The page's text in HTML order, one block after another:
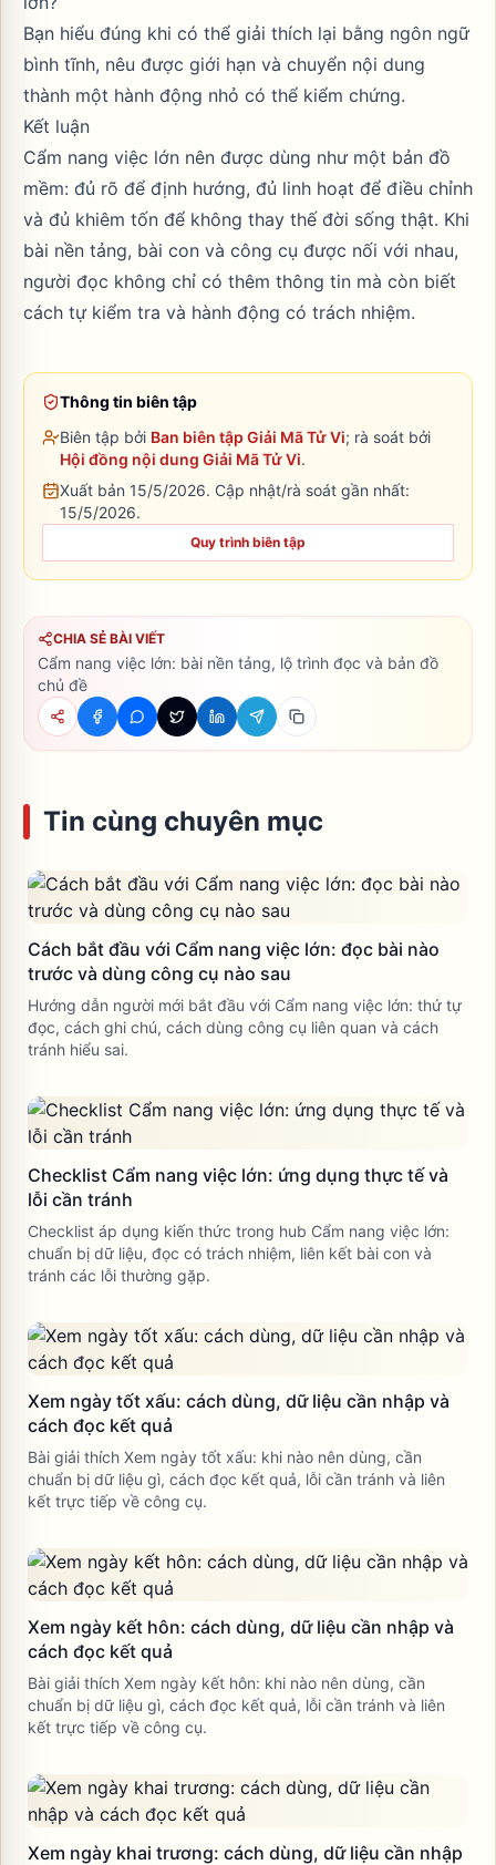
Bạn hiểu đúng khi có thể giải thích lại bằng ngôn ngữ
bình tĩnh, nêu được giới hạn và chuyển nội dung
thành một hành động nhỏ có thể kiểm chứng.
Kết luận
Cẩm nang việc lớn nên được dùng như một bản đồ
mềm: đủ rõ để định hướng, đủ linh hoạt để điều chỉnh
và đủ khiêm tốn để không thay thế đời sống thật. Khi
bài nền tảng, bài con và công cụ được nối với nhau,
người đọc không chỉ có thêm thông tin mà còn biết
cách tự kiểm tra và hành động có trách nhiệm.
Thông tin biên tập
Biên tập bởi Ban biên tập Giải Mã Tử Vi; rà soát bởi
Hội đồng nội dung Giải Mã Tử Vi.
Xuất bản 15/5/2026. Cập nhật/rà soát gần nhất:
15/5/2026.
Quy trình biên tập
CHIA SẺ BÀI VIẾT
Cẩm nang việc lớn: bài nền tảng, lộ trình đọc và bản đồ
chủ đề
Tin cùng chuyên mục
Cách bắt đầu với Cẩm nang việc lớn: đọc bài nào
trước và dùng công cụ nào sau
Hướng dẫn người mới bắt đầu với Cẩm nang việc lớn: thứ tự
đọc, cách ghi chú, cách dùng công cụ liên quan và cách
tránh hiểu sai.
Checklist Cẩm nang việc lớn: ứng dụng thực tế và
lỗi cần tránh
Checklist áp dụng kiến thức trong hub Cẩm nang việc lớn:
chuẩn bị dữ liệu, đọc có trách nhiệm, liên kết bài con và
tránh các lỗi thường gặp.
Xem ngày tốt xấu: cách dùng, dữ liệu cần nhập và
cách đọc kết quả
Bài giải thích Xem ngày tốt xấu: khi nào nên dùng, cần
chuẩn bị dữ liệu gì, cách đọc kết quả, lỗi cần tránh và liên
kết trực tiếp về công cụ.
Xem ngày kết hôn: cách dùng, dữ liệu cần nhập và
cách đọc kết quả
Bài giải thích Xem ngày kết hôn: khi nào nên dùng, cần
chuẩn bị dữ liệu gì, cách đọc kết quả, lỗi cần tránh và liên
kết trực tiếp về công cụ.
Xem ngày khai trương: cách dùng, dữ liệu cần nhập